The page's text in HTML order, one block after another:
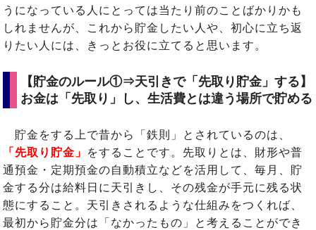
うになっている人にとっては当たり前のことばかりかも
しれませんが、これから貯金したい人や、初心に立ち返
りたい人には、きっとお役に立てると思います。
【貯金のルール①⇒天引きで「先取り貯金」する】
お金は「先取り」し、生活費とは違う場所で貯める
貯金をする上で昔から「鉄則」とされているのは、
「先取り貯金」
をすることです。先取りとは、財形や普
通預金・定期預金の自動積立などを活用して、毎月、貯
金する分は給料日に天引きし、その残金が手元に残る状
態にすること。天引きされるような仕組みをつくれば、
最初から貯金分は「なかったもの」と考えることができ